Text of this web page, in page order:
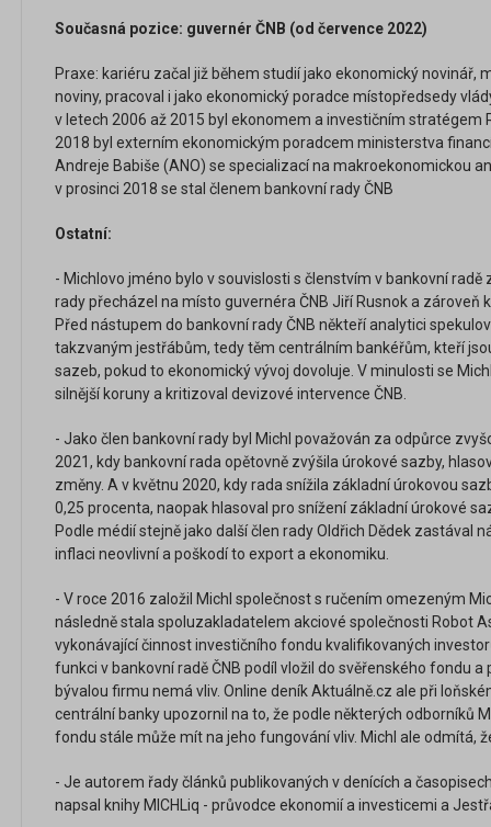
Současná pozice: guvernér ČNB (od července 2022)
Praxe: kariéru začal již během studií jako ekonomický novinář,
noviny, pracoval i jako ekonomický poradce místopředsedy
v letech 2006 až 2015 byl ekonomem a investičním stratégem
2018 byl externím ekonomickým poradcem ministerstva
Andreje Babiše (ANO) se specializací na makroekonomickou
v prosinci 2018 se stal členem bankovní rady ČNB
Ostatní:
- Michlovo jméno bylo v souvislosti s členstvím v bankovní radě
rady přecházel na místo guvernéra ČNB Jiří Rusnok a zároveň
Před nástupem do bankovní rady ČNB někteří analytici
takzvaným jestřábům, tedy těm centrálním bankéřům, kteří
sazeb, pokud to ekonomický vývoj dovoluje. V minulosti se
silnější koruny a kritizoval devizové intervence ČNB.
- Jako člen bankovní rady byl Michl považován za odpůrce
2021, kdy bankovní rada opětovně zvýšila úrokové sazby,
změny. A v květnu 2020, kdy rada snížila základní úrokovou
0,25 procenta, naopak hlasoval pro snížení základní úrokové
Podle médií stejně jako další člen rady Oldřich Dědek zastával
inflaci neovlivní a poškodí to export a ekonomiku.
- V roce 2016 založil Michl společnost s ručením omezeným
následně stala spoluzakladatelem akciové společnosti Robot
vykonávající činnost investičního fondu kvalifikovaných
funkci v bankovní radě ČNB podíl vložil do svěřenského fondu a
bývalou firmu nemá vliv. Online deník Aktuálně.cz ale při
centrální banky upozornil na to, že podle některých odborníků
fondu stále může mít na jeho fungování vliv. Michl ale odmítá,
- Je autorem řady článků publikovaných v denících a
napsal knihy MICHLiq - průvodce ekonomií a investicemi a